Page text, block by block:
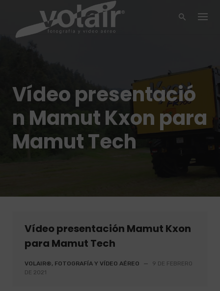
content
Vídeo presentació
n Mamut Kxon para
Mamut Tech
Vídeo presentación Mamut Kxon
para Mamut Tech
VOLAIR®, FOTOGRAFÍA Y VÍDEO AÉREO —
9 DE FEBRERO
DE 2021